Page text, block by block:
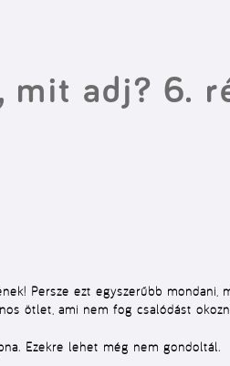
mit adj? 6.
Persze ezt egyszerűbb mondani,
ötlet, ami nem fog csalódást
Ezekre lehet még nem gondoltál.